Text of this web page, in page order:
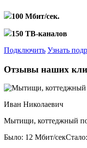
100 Мбит/сек.
150 ТВ-каналов
Подключить Узнать
Отзывы наших
Иван Николаевич
Мытищи, коттеджный
Было: 12 Мбит/сек